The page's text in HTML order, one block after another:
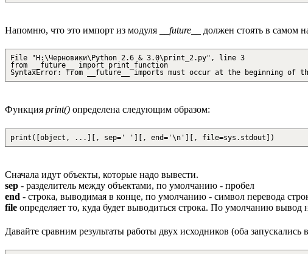
Напомню, что это импорт из модуля __future__ должен стоять в самом
File "H:\Черновики\Python 2.6 & 3.0\print_2.py", line 3
from __future__ import print_function
SyntaxError: from __future__ imports must occur at the beginning of
Функция print() определена следующим образом:
print([object, ...][, sep=' '][, end='\n'][, file=sys.stdout])
Сначала идут объекты, которые надо вывести.
sep - разделитель между объектами, по умолчанию - пробел
end - строка, выводимая в конце, по умолчанию - символ перевода
file определяет то, куда будет выводиться строка. По умолчанию вывод
Давайте сравним результаты работы двух исходников (оба